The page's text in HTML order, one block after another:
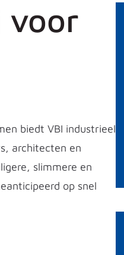
voor
biedt VBI industrieel
architecten en
slimmere en
op snel